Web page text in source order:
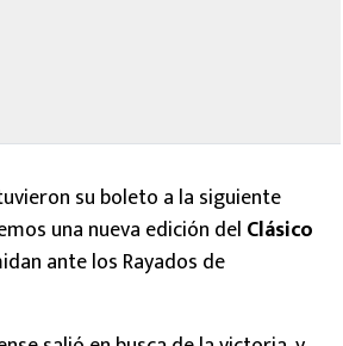
su boleto a la siguiente
una nueva edición del Clásico
ante los Rayados de